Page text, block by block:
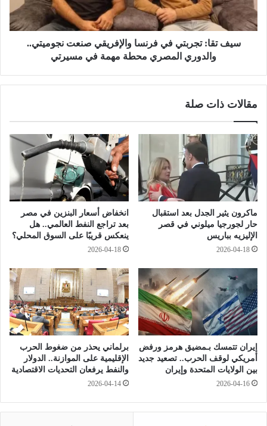
ك
ت
ة
غ
ب
م
ع
د
ن
ا
ص
.
.
م
و
ذ
م
ص
ي
ت
ت
ج
ي
ن
س
ا
و
ا
إ
ف
ق
ي
ص
ن
ع
ت
ن
ج
و
م
ت
سيف تقا: تجربتي في فرنسا والإفريقي صنعت نجوميتي..
والدوري المصري محطة مهمة في مسيرتي
مقالات ذات صلة
ماكرون يثير الجدل بعد استقبال
حار لجورجيا ميلوني في قصر
الإليزيه بباريس
2026-04-18
انخفاض أسعار البنزين في مصر
بعد تراجع النفط العالمي.. هل
ينعكس قريبًا على السوق المحلي؟
2026-04-18
إيران تتمسك بـمضيق هرمز ورفض
أمريكي لوقف الحرب.. تصعيد جديد
بين الولايات المتحدة وإيران
2026-04-16
برلماني يحذر من ضغوط الحرب
الإقليمية على الموازنة.. الدولار
والنفط يرفعان التحديات الاقتصادية
2026-04-14